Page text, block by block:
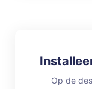
Op de